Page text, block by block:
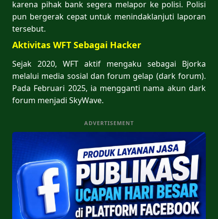
karena pihak bank segera melapor ke polisi. Polisi
pun bergerak cepat untuk menindaklanjuti laporan
tersebut.
Aktivitas WFT Sebagai Hacker
Sejak 2020, WFT aktif mengaku sebagai Bjorka
melalui media sosial dan forum gelap (dark forum).
Pada Februari 2025, ia mengganti nama akun dark
forum menjadi SkyWave.
ADVERTISEMENT